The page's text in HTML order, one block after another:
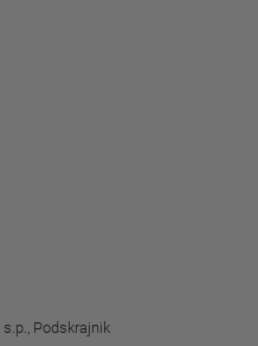
Podskrajnik